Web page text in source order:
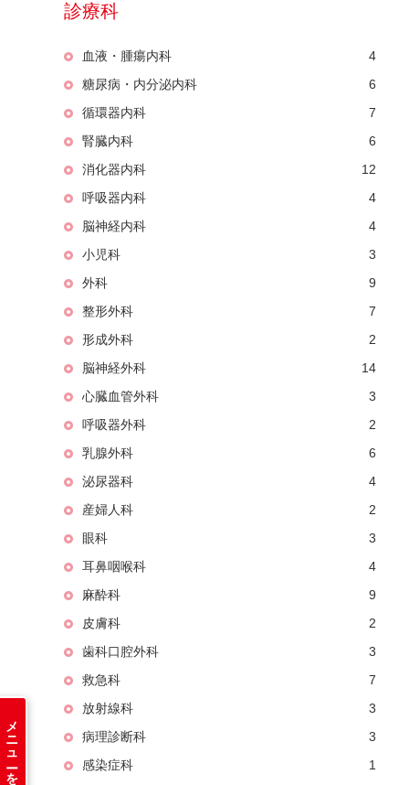
メニューを表示
診療科
血液・腫瘍内科
4
糖尿病・内分泌内科
6
循環器内科
7
腎臓内科
6
消化器内科
12
呼吸器内科
4
脳神経内科
4
小児科
3
外科
9
整形外科
7
形成外科
2
脳神経外科
14
心臓血管外科
3
呼吸器外科
2
乳腺外科
6
泌尿器科
4
産婦人科
2
眼科
3
耳鼻咽喉科
4
麻酔科
9
皮膚科
2
歯科口腔外科
3
救急科
7
放射線科
3
病理診断科
3
感染症科
1